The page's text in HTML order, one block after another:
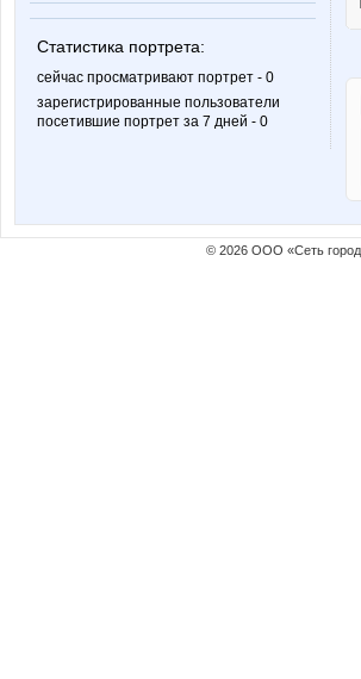
Статистика портрета:
сейчас просматривают портрет - 0
зарегистрированные пользователи
посетившие портрет за 7 дней - 0
© 2026 ООО «Сеть